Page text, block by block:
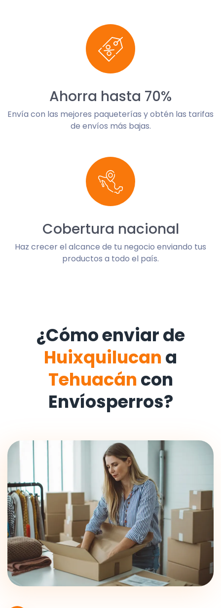
Ahorra hasta 70%
Envía con las mejores paqueterías y obtén las tarifas
de envíos más bajas.
Cobertura nacional
Haz crecer el alcance de tu negocio enviando tus
productos a todo el país.
¿Cómo enviar de
Huixquilucan a
Tehuacán con
Envíosperros?